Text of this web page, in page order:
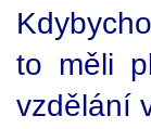
to měli
vzdělání